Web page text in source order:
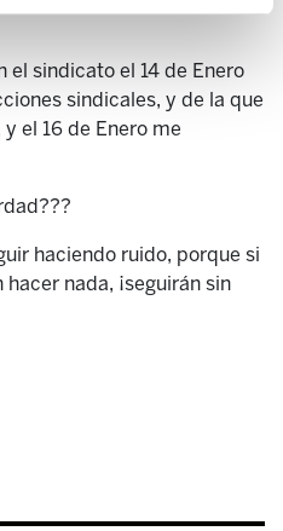
el sindicato el 14 de Enero
sindicales, y de la que
el 16 de Enero me
haciendo ruido, porque si
nada, ¡seguirán sin